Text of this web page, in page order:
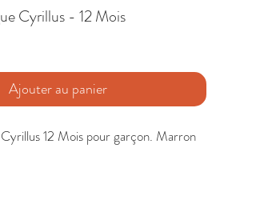
Cyrillus - 12 Mois
Ajouter au panier
12 Mois pour garçon. Marron